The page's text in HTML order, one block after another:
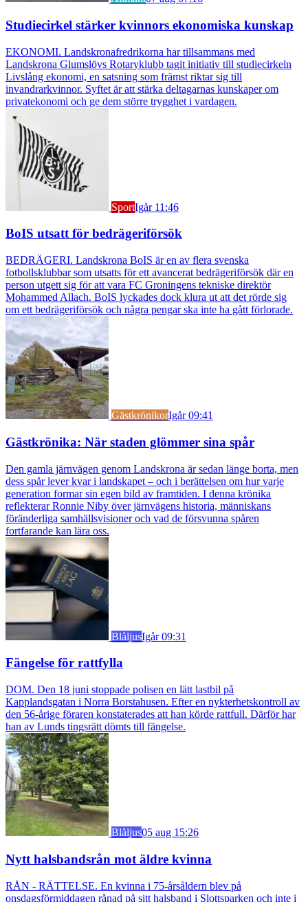
Studiecirkel stärker kvinnors ekonomiska kunskap
EKONOMI. Landskronafredrikorna har tillsammans med
Landskrona Glumslövs Rotaryklubb tagit initiativ till studiecirkeln
Livslång ekonomi, en satsning som främst riktar sig till
invandrarkvinnor. Syftet är att stärka deltagarnas kunskaper om
privatekonomi och ge dem större trygghet i vardagen.
SportIgår 11:46
BoIS utsatt för bedrägeriförsök
BEDRÄGERI. Landskrona BoIS är en av flera svenska
fotbollsklubbar som utsatts för ett avancerat bedrägeriförsök där en
person utgett sig för att vara FC Groningens tekniske direktör
Mohammed Allach. BoIS lyckades dock klura ut att det rörde sig
om ett bedrägeriförsök och några pengar ska inte ha gått förlorade.
GästkrönikorIgår 09:41
Gästkrönika: När staden glömmer sina spår
Den gamla järnvägen genom Landskrona är sedan länge borta, men
dess spår lever kvar i landskapet – och i berättelsen om hur varje
generation formar sin egen bild av framtiden. I denna krönika
reflekterar Ronnie Niby över järnvägens historia, människans
föränderliga samhällsvisioner och vad de försvunna spåren
fortfarande kan lära oss.
BlåljusIgår 09:31
Fängelse för rattfylla
DOM. Den 18 juni stoppade polisen en lätt lastbil på
Kapplandsgatan i Norra Borstahusen. Efter en nykterhetskontroll av
den 56-årige föraren konstaterades att han körde rattfull. Därför har
han av Lunds tingsrätt dömts till fängelse.
Blåljus05 aug 15:26
Nytt halsbandsrån mot äldre kvinna
RÅN - RÄTTELSE. En kvinna i 75-årsåldern blev på
onsdagsförmiddagen rånad på sitt halsband i Slottsparken och inte i